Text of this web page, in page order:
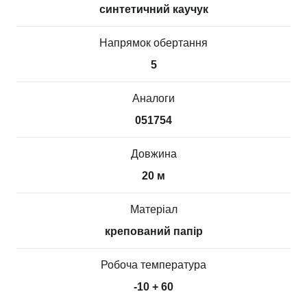
синтетичний каучук
Напрямок обертання
5
Аналоги
051754
Довжина
20 м
Матеріал
крепований папір
Робоча температура
-10 + 60